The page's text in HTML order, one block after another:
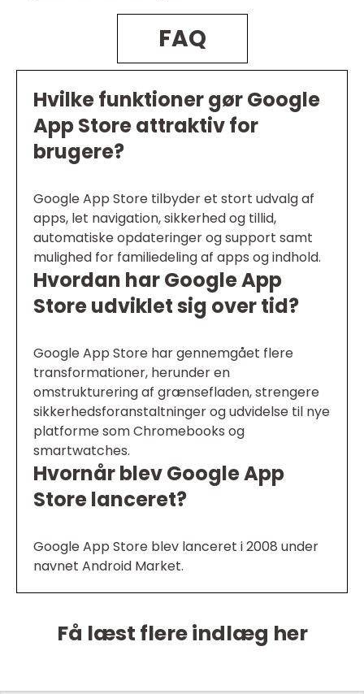
FAQ
Hvilke funktioner gør Google
App Store attraktiv for
brugere?
Google App Store tilbyder et stort udvalg af
apps, let navigation, sikkerhed og tillid,
automatiske opdateringer og support samt
mulighed for familiedeling af apps og indhold.
Hvordan har Google App
Store udviklet sig over tid?
Google App Store har gennemgået flere
transformationer, herunder en
omstrukturering af grænsefladen, strengere
sikkerhedsforanstaltninger og udvidelse til nye
platforme som Chromebooks og
smartwatches.
Hvornår blev Google App
Store lanceret?
Google App Store blev lanceret i 2008 under
navnet Android Market.
Få læst flere indlæg her